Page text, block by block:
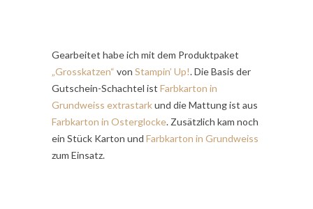
Gearbeitet habe ich mit dem Produktpaket
„Grosskatzen“ von Stampin’ Up!. Die Basis der
Gutschein-Schachtel ist Farbkarton in
Grundweiss extrastarkund die Mattung ist aus
Farbkarton in Osterglocke. Zusätzlich kam noch
ein Stück Karton und Farbkarton in Grundweiss
zum Einsatz.